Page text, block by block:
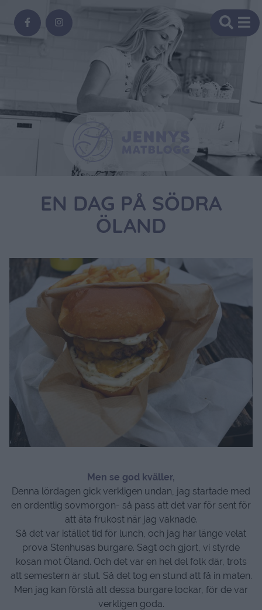
EN DAG PÅ SÖDRA
ÖLAND
Men se god kväller,
Denna lördagen gick verkligen undan, jag startade med
en ordentlig sovmorgon- så pass att det var för sent för
att äta frukost när jag vaknade.
Så det var istället tid för lunch, och jag har länge velat
prova Stenhusas burgare. Sagt och gjort, vi styrde
kosan mot Öland. Och det var en hel del folk där, trots
att semestern är slut. Så det tog en stund att få in maten.
Men jag kan förstå att dessa burgare lockar, för de var
verkligen goda.